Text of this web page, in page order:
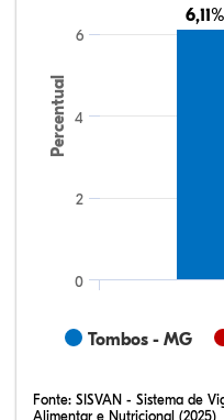
Percentual
6,11%
6,11%
Tombos - MG
0
2
4
6
Fonte: SISVAN - Sistema de
Alimentar e Nutricional (2025)